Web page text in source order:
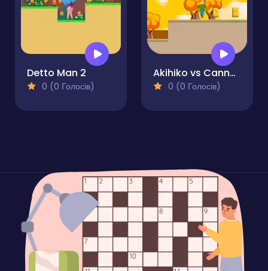
Detto Man 2
0 (0 Голосів)
Akihiko vs Cannons 3
0 (0 Голосів)